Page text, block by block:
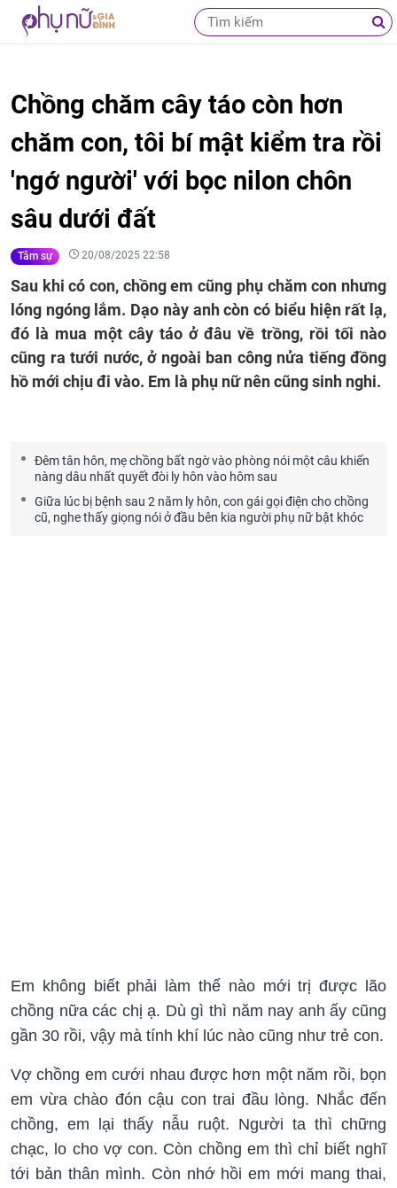
Chồng chăm cây táo còn hơn
chăm con, tôi bí mật kiểm tra rồi
'ngớ người' với bọc nilon chôn
sâu dưới đất
Tâm sự 20/08/2025 22:58
Sau khi có con, chồng em cũng phụ chăm con nhưng
lóng ngóng lắm. Dạo này anh còn có biểu hiện rất lạ,
đó là mua một cây táo ở đâu về trồng, rồi tối nào
cũng ra tưới nước, ở ngoài ban công nửa tiếng đồng
hồ mới chịu đi vào. Em là phụ nữ nên cũng sinh nghi.
Đêm tân hôn, mẹ chồng bất ngờ vào phòng nói một câu khiến
nàng dâu nhất quyết đòi ly hôn vào hôm sau
Giữa lúc bị bệnh sau 2 năm ly hôn, con gái gọi điện cho chồng
cũ, nghe thấy giọng nói ở đầu bên kia người phụ nữ bật khóc
Em không biết phải làm thế nào mới trị được lão
chồng nữa các chị ạ. Dù gì thì năm nay anh ấy cũng
gần 30 rồi, vậy mà tính khí lúc nào cũng như trẻ con.
Vợ chồng em cưới nhau được hơn một năm rồi, bọn
em vừa chào đón cậu con trai đầu lòng. Nhắc đến
chồng, em lại thấy nẫu ruột. Người ta thì chững
chạc, lo cho vợ con. Còn chồng em thì chỉ biết nghĩ
tới bản thân mình. Còn nhớ hồi em mới mang thai,